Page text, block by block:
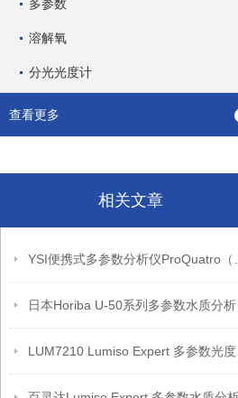
多参数
溶解氧
分光光度计
查看更多
相关文章